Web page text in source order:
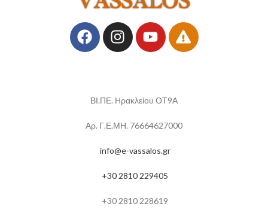
ΒΙ.ΠΕ. Ηρακλείου ΟΤ9Α
Αρ. Γ.Ε.ΜΗ. 76664627000
info@e-vassalos.gr
+30 2810 229405
+30 2810 228619